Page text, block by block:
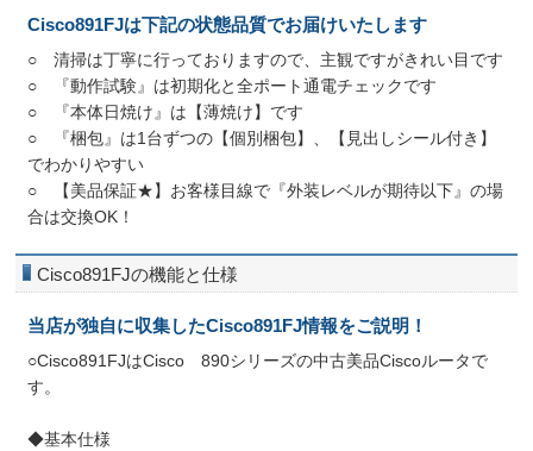
Cisco891FJは下記の状態品質でお届けいたします
○ 清掃は丁寧に行っておりますので、主観ですがきれい目です
○ 『動作試験』は初期化と全ポート通電チェックです
○ 『本体日焼け』は【薄焼け】です
○ 『梱包』は1台ずつの【個別梱包】、【見出しシール付き】
でわかりやすい
○ 【美品保証★】お客様目線で『外装レベルが期待以下』の場
合は交換OK！
Cisco891FJの機能と仕様
当店が独自に収集したCisco891FJ情報をご説明！
○Cisco891FJはCisco 890シリーズの中古美品Ciscoルータで
す。
◆基本仕様